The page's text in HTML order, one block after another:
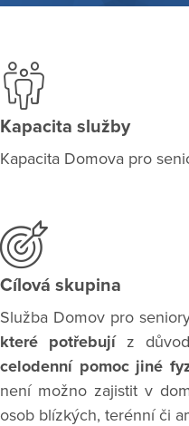
Kapacita služby
Kapacita Domova pro
Cílová skupina
Služba Domov pro
které potřebujíz
celodenní pomoc jiné
není možno zajistit v
osob blízkých, terénní či